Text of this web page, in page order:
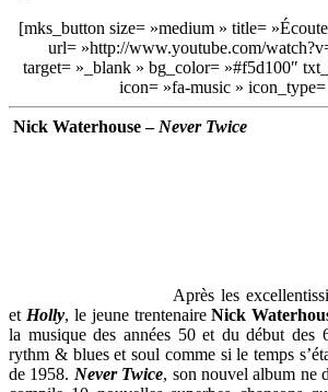
[mks_button size= »medium » title=
url= »http://www.youtube.com/
target= »_blank » bg_color= »#f5d100″
icon= »fa-music »
Nick Waterhouse– Never Twice
Après les
et Holly, le jeune trentenaireNick
la musique des années 50 et du début des
rythm & blues et soul comme si le temps
de 1958. Never Twice, son nouvel album ne